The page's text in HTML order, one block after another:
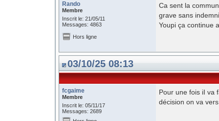
Rando
Membre
Inscrit le: 21/05/11
Messages: 4863
Ca sent la
grave sans
Youpi ça continue
Hors ligne
03/10/25 08:13
fcgaime
Membre
Inscrit le: 05/11/17
Messages: 2689
Pour une fois iI va
décision on va